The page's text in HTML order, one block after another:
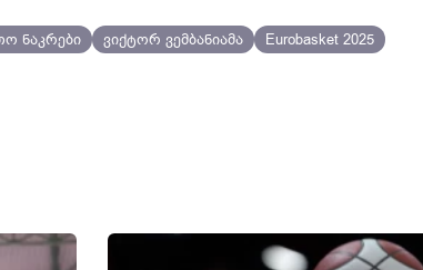
ნაკრები ვიქტორ ვემბანიამა Eurobasket 2025